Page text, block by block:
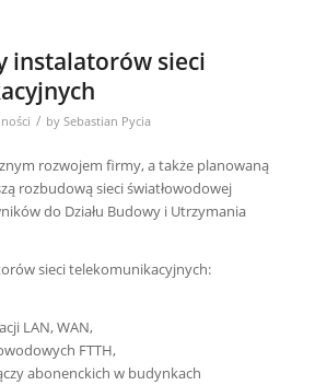
instalatorów sieci
/ by Sebastian Pycia
rozwojem firmy, a także planowaną
rozbudową sieci światłowodowej
do Działu Budowy i Utrzymania
sieci telekomunikacyjnych:
LAN, WAN,
FTTH,
abonenckich w budynkach